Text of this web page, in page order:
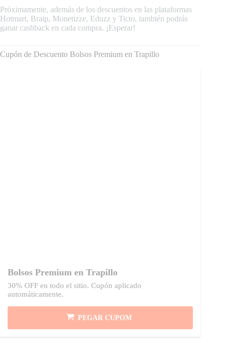
Próximamente, además de los descuentos en las plataformas
Hotmart, Braip, Monetizze, Eduzz y Ticto, también podrás
ganar cashback en cada compra. ¡Esperar!
Cupón de Descuento Bolsos Premium en Trapillo
Bolsos Premium en Trapillo
30% OFF en todo el sitio. Cupón aplicado
automáticamente.
PEGAR CUPOM